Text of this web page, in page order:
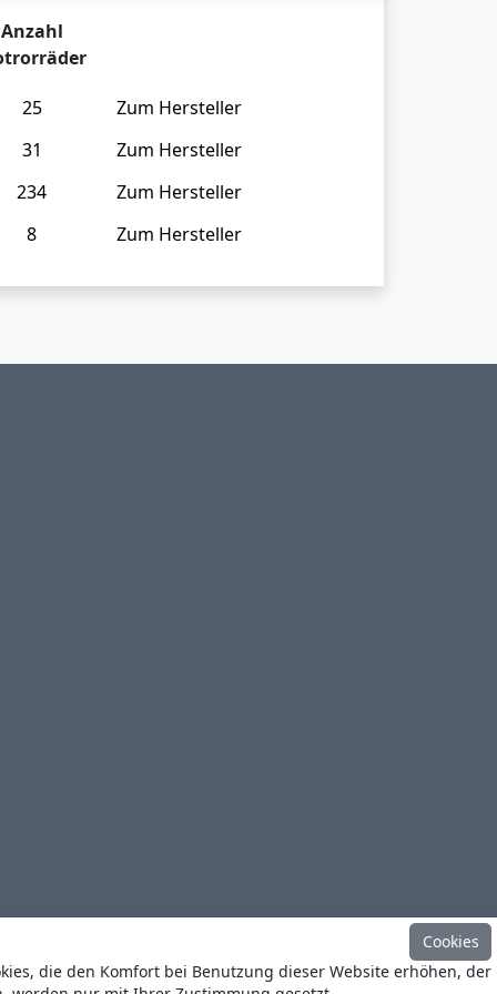
Anzahl
25
Zum Hersteller
31
Zum Hersteller
234
Zum Hersteller
8
Zum Hersteller
Cookies
die den Komfort bei Benutzung dieser Website erhöhen, der